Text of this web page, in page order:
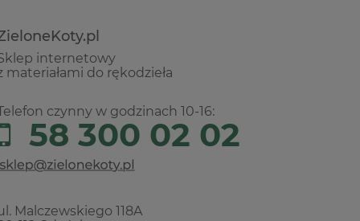
internetowy
materiałami do rękodzieła
czynny w godzinach 10-16:
58 300 02 02
Malczewskiego 118A